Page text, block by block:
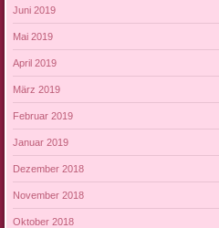
Juni 2019
Mai 2019
April 2019
März 2019
Februar 2019
Januar 2019
Dezember 2018
November 2018
Oktober 2018